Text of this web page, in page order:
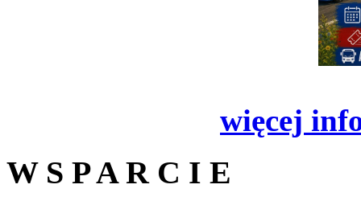
więcej
W S P A R C I E